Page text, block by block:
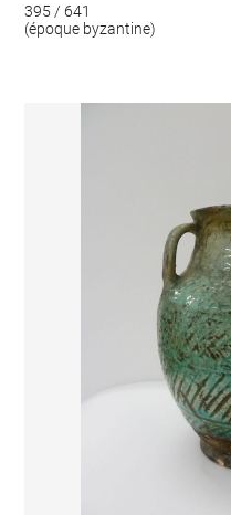
395 / 641
(époque byzantine)